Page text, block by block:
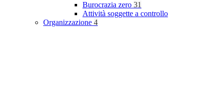
Burocrazia zero 31
Attività soggette a controllo
Organizzazione 4